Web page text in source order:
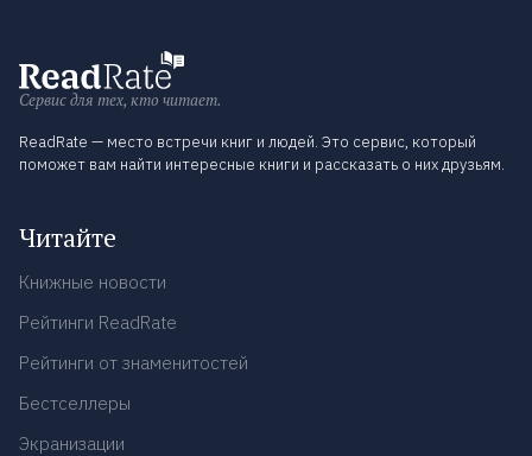
Сервис для тех, кто читает.
ReadRate — место встречи книг и людей. Это сервис, который
поможет вам найти интересные книги и рассказать о них друзьям.
Читайте
Книжные новости
Рейтинги ReadRate
Рейтинги от знаменитостей
Бестселлеры
Экранизации